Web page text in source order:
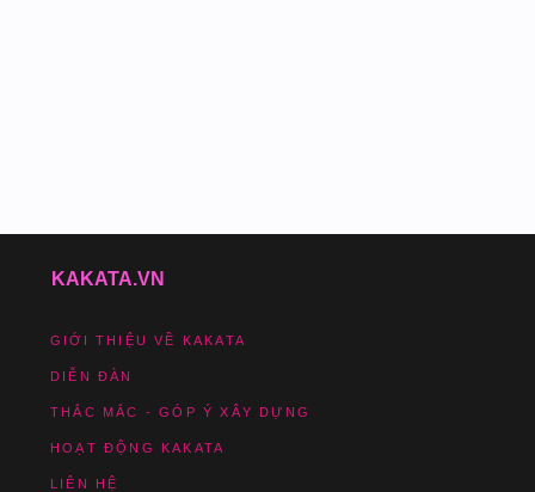
KAKATA.VN
GIỚI THIỆU VỀ KAKATA
DIỄN ĐÀN
THẮC MẮC - GÓP Ý XÂY DỰNG
HOẠT ĐỘNG KAKATA
LIÊN HỆ